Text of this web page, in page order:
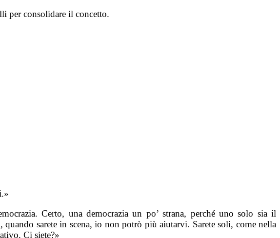
per consolidare il concetto.
Certo, una democrazia un po’ strana, perché uno solo sia il
sarete in scena, io non potrò più aiutarvi. Sarete soli, come nella
Ci siete?»